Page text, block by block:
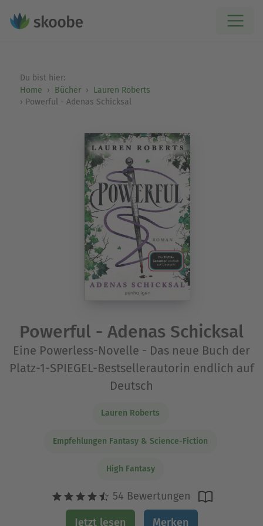
Du bist hier:
Home
Bücher
Lauren Roberts
Powerful - Adenas Schicksal
Powerful - Adenas Schicksal
Eine Powerless-Novelle - Das neue Buch der
Platz-1-SPIEGEL-Bestsellerautorin endlich auf
Deutsch
Lauren Roberts
Empfehlungen Fantasy & Science-Fiction
High Fantasy
54 Bewertungen
Jetzt lesen Merken